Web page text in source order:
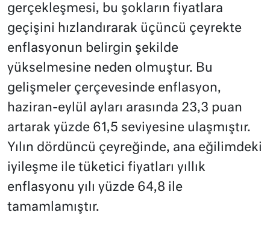
gerçekleşmesi, bu şokların fiyatlara
geçişini hızlandırarak üçüncü çeyrekte
enflasyonun belirgin şekilde
yükselmesine neden olmuştur. Bu
gelişmeler çerçevesinde enflasyon,
haziran-eylül ayları arasında 23,3 puan
artarak yüzde 61,5 seviyesine ulaşmıştır.
Yılın dördüncü çeyreğinde, ana eğilimdeki
iyileşme ile tüketici fiyatları yıllık
enflasyonu yılı yüzde 64,8 ile
tamamlamıştır.